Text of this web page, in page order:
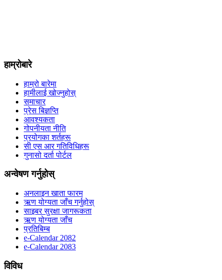
हाम्रोबारे
हाम्रो बारेमा
हामीलाई खोज्नुहोस्
समाचार
प्रेस बिज्ञप्ति
आवश्यकता
गोपनीयता नीति
प्रयोगका शर्तहरू
सी एस आर गतिविधिहरू
गुनासो दर्ता पोर्टल
अन्वेषण गर्नुहोस्
अनलाइन खाता फारम
ऋण योग्यता जाँच गर्नुहोस्
साइबर सुरक्षा जागरूकता
ऋण योग्यता जाँच
प्रतिबिम्ब
e-Calendar 2082
e-Calendar 2083
विविध